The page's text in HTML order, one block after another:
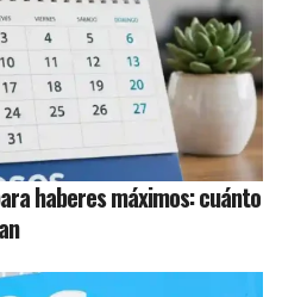
haberes máximos: cuánto